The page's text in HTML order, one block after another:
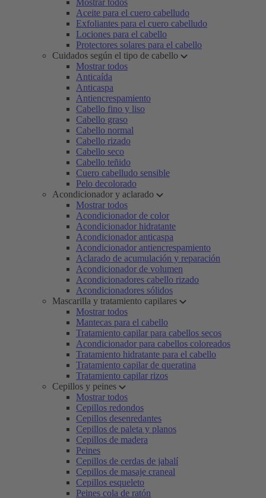
Mostrar todos
Aceite para el cuero cabelludo
Exfoliantes para el cuero cabelludo
Lociones para el cabello
Protectores solares para el cabello
Cuidados según el tipo de cabello
Mostrar todos
Anticaída
Anticaspa
Antiencrespamiento
Cabello fino y liso
Cabello graso
Cabello normal
Cabello rizado
Cabello seco
Cabello teñido
Cuero cabelludo sensible
Pelo decolorado
Acondicionador y aclarado
Mostrar todos
Acondicionador de color
Acondicionador hidratante
Acondicionador anticaspa
Acondicionador antiencrespamiento
Aclarado de acumulación y reparación
Acondicionador de volumen
Acondicionadores cabello rizado
Acondicionadores sólidos
Mascarilla y tratamiento capilares
Mostrar todos
Mantecas para el cabello
Tratamiento capilar para cabellos secos
Acondicionador para cabellos coloreados
Tratamiento hidratante para el cabello
Tratamiento capilar de queratina
Tratamiento capilar rizos
Cepillos y peines
Mostrar todos
Cepillos redondos
Cepillos desenredantes
Cepillos de paleta y planos
Cepillos de madera
Peines
Cepillos de cerdas de jabalí
Cepillos de masaje craneal
Cepillos esqueleto
Peines cola de ratón